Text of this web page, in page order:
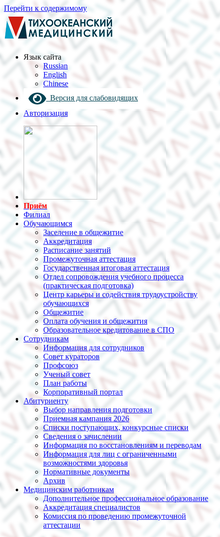
Перейти к содержимому
Язык cайта
Russian
English
Chinese
Версия для слабовидящих
Авторизация
Приём
Филиал
Обучающимся
Заселение в общежитие
Аккредитация
Расписание занятий
Промежуточная аттестация
Государственная итоговая аттестация
Отдел сопровождения учебного процесса
(практическая подготовка)
Центр карьеры и содействия трудоустройству
обучающихся
Общежитие
Оплата обучения и общежития
Образовательное кредитование в СПО
Сотрудникам
Информация для сотрудников
Совет кураторов
Профсоюз
Ученый совет
План работы
Корпоративный портал
Абитуриенту
Выбор направления подготовки
Приемная кампания 2026
Списки поступающих, конкурсные списки
Сведения о зачислении
Информация по восстановлениям и переводам
Информация для лиц с ограниченными
возможностями здоровья
Нормативные документы
Архив
Медицинским работникам
Дополнительное профессиональное образование
Аккредитация специалистов
Комиссия по проведению промежуточной
аттестации